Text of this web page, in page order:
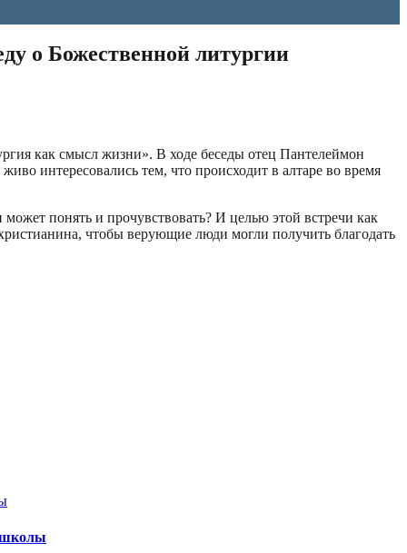
о Божественной литургии
как смысл жизни». В ходе беседы отец Пантелеймон
интересовались тем, что происходит в алтаре во время
понять и прочувствовать? И целью этой встречи как
чтобы верующие люди могли получить благодать
школы